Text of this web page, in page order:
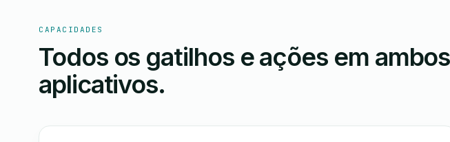
CAPACIDADES
Todos os gatilhos e ações em
aplicativos.